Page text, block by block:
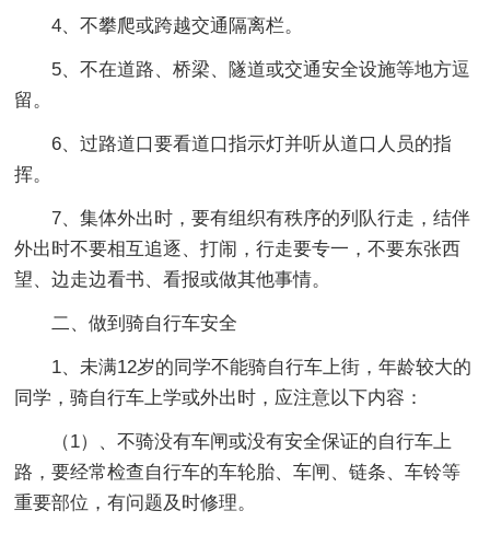
4、不攀爬或跨越交通隔离栏。
5、不在道路、桥梁、隧道或交通安全设施等地方逗
留。
6、过路道口要看道口指示灯并听从道口人员的指
挥。
7、集体外出时，要有组织有秩序的列队行走，结伴
外出时不要相互追逐、打闹，行走要专一，不要东张西
望、边走边看书、看报或做其他事情。
二、做到骑自行车安全
1、未满12岁的同学不能骑自行车上街，年龄较大的
同学，骑自行车上学或外出时，应注意以下内容：
（1）、不骑没有车闸或没有安全保证的自行车上
路，要经常检查自行车的车轮胎、车闸、链条、车铃等
重要部位，有问题及时修理。